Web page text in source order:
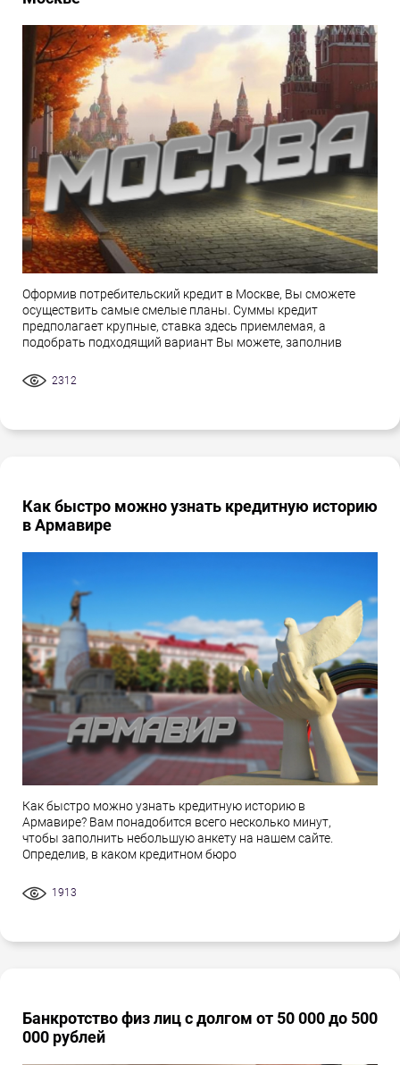
Оформив потребительский кредит в Москве, Вы сможете
осуществить самые смелые планы. Суммы кредит
предполагает крупные, ставка здесь приемлемая, а
подобрать подходящий вариант Вы можете, заполнив
2312
Как быстро можно узнать кредитную историю
в Армавире
Как быстро можно узнать кредитную историю в
Армавире? Вам понадобится всего несколько минут,
чтобы заполнить небольшую анкету на нашем сайте.
Определив, в каком кредитном бюро
1913
Банкротство физ лиц с долгом от 50 000 до 500
000 рублей